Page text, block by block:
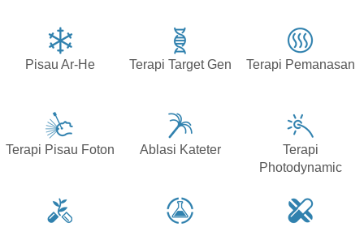
Pisau Ar-He Terapi Target Gen Terapi Pemanasan
Terapi Pisau Foton Ablasi Kateter
Terapi
Photodynamic